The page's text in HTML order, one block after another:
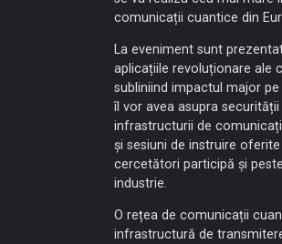
comunicații cuantice din
La eveniment sunt
aplicațiile revoluționare ale
subliniind impactul major
îl vor avea asupra
infrastructurii de
şi sesiuni de instruire
cercetători participă şi
industrie.
O rețea de comunicații
infrastructură de